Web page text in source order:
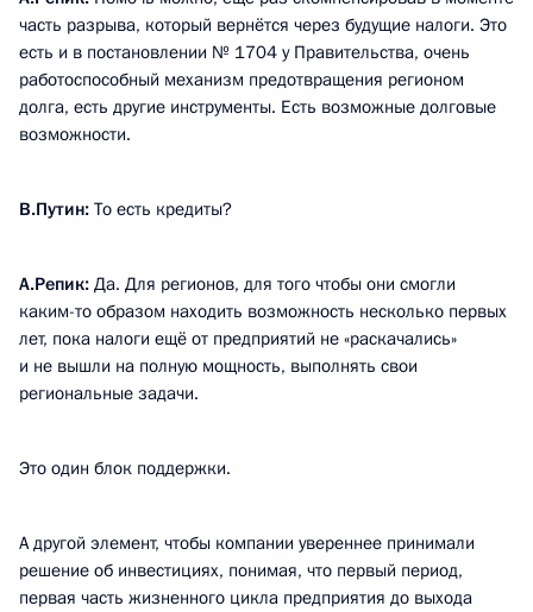
часть разрыва, который вернётся через будущие налоги. Это
есть и в постановлении № 1704 у Правительства, очень
работоспособный механизм предотвращения регионом
долга, есть другие инструменты. Есть возможные долговые
возможности.
В.Путин: То есть кредиты?
А.Репик: Да. Для регионов, для того чтобы они смогли
каким-то образом находить возможность несколько первых
лет, пока налоги ещё от предприятий не «раскачались»
и не вышли на полную мощность, выполнять свои
региональные задачи.
Это один блок поддержки.
А другой элемент, чтобы компании увереннее принимали
решение об инвестициях, понимая, что первый период,
первая часть жизненного цикла предприятия до выхода